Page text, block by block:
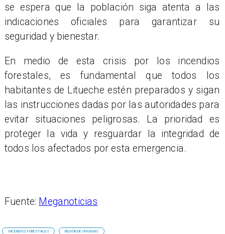
se espera que la población siga atenta a las
indicaciones oficiales para garantizar su
seguridad y bienestar.
En medio de esta crisis por los incendios
forestales, es fundamental que todos los
habitantes de Litueche estén preparados y sigan
las instrucciones dadas por las autoridades para
evitar situaciones peligrosas. La prioridad es
proteger la vida y resguardar la integridad de
todos los afectados por esta emergencia.
Fuente: Meganoticias
INCENDIOS FORESTALES REGIÓN DE O'HIGGINS